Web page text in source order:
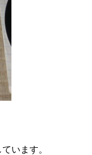
います。